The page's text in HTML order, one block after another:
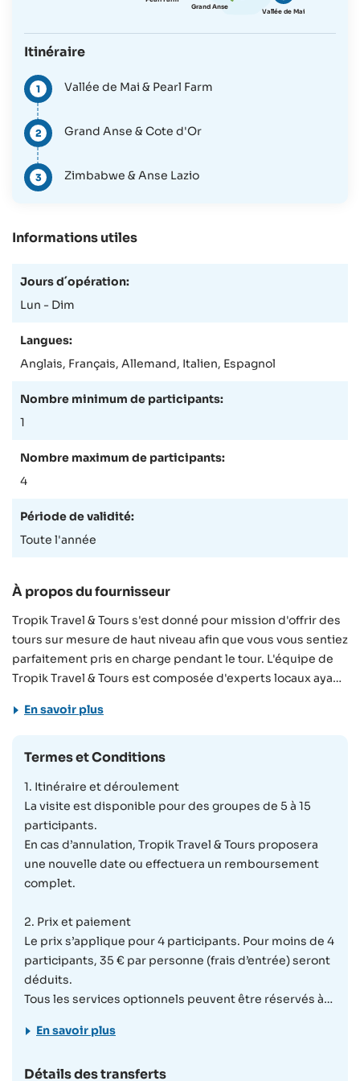
Vallée de Mai
Grand Anse
Itinéraire
1 Vallée de Mai & Pearl Farm
2 Grand Anse & Cote d'Or
3 Zimbabwe & Anse Lazio
Informations utiles
Jours d´opération:
Lun - Dim
Langues:
Anglais, Français, Allemand, Italien, Espagnol
Nombre minimum de participants:
1
Nombre maximum de participants:
4
Période de validité:
Toute l'année
À propos du fournisseur
Tropik Travel & Tours s'est donné pour mission d'offrir des
tours sur mesure de haut niveau afin que vous vous sentiez
parfaitement pris en charge pendant le tour. L'équipe de
Tropik Travel & Tours est composée d'experts locaux ayant
un grand engagement qu'ils se feront un plaisir de vous
fascinantes des Seychelles, ainsi qu'à travers la culture
En savoir plus
Termes et Conditions
1. Itinéraire et déroulement
La visite est disponible pour des groupes de 5 à 15
participants.
En cas d’annulation, Tropik Travel & Tours proposera
une nouvelle date ou effectuera un remboursement
complet.
2. Prix et paiement
Le prix s’applique pour 4 participants. Pour moins de 4
participants, 35 € par personne (frais d’entrée) seront
déduits.
Tous les services optionnels peuvent être réservés à
Non adapté aux personnes à mobilité réduite.
En savoir plus
Détails des transferts